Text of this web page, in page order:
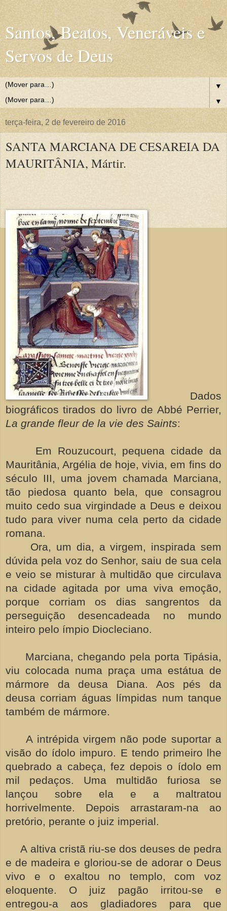
Santos, Beatos, Veneráveis e
Servos de Deus
▼
▼
terça-feira, 2 de fevereiro de 2016
SANTA MARCIANA DE CESAREIA DA
MAURITÂNIA, Mártir.
Dados
biográficos tirados do livro de Abbé Perrier,
La grande fleur de la vie des Saints:
Em Rouzucourt, pequena cidade da
Mauritânia, Argélia de hoje, vivia, em fins do
século III, uma jovem chamada Marciana,
tão piedosa quanto bela, que consagrou
muito cedo sua virgindade a Deus e deixou
tudo para viver numa cela perto da cidade
romana.
Ora, um dia, a virgem, inspirada sem
dúvida pela voz do Senhor, saiu de sua cela
e veio se misturar à multidão que circulava
na cidade agitada por uma viva emoção,
porque corriam os dias sangrentos da
perseguição desencadeada no mundo
inteiro pelo ímpio Diocleciano.
Marciana, chegando pela porta Tipásia,
viu colocada numa praça uma estátua de
mármore da deusa Diana. Aos pés da
deusa corriam águas límpidas num tanque
também de mármore.
A intrépida virgem não pode suportar a
visão do ídolo impuro. E tendo primeiro lhe
quebrado a cabeça, fez depois o ídolo em
mil pedaços. Uma multidão furiosa se
lançou sobre ela e a maltratou
horrivelmente. Depois arrastaram-na ao
pretório, perante o juiz imperial.
A altiva cristã riu-se dos deuses de pedra
e de madeira e gloriou-se de adorar o Deus
vivo e o exaltou no templo, com voz
eloquente. O juiz pagão irritou-se e
entregou-a aos gladiadores para que